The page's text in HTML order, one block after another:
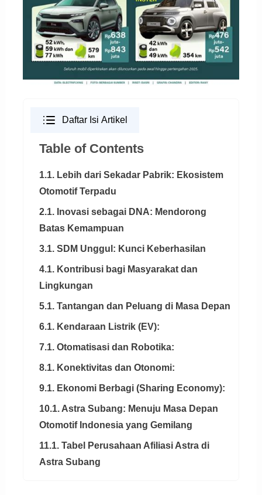
Daftar Isi Artikel
Table of Contents
1.1. Lebih dari Sekadar Pabrik: Ekosistem
Otomotif Terpadu
2.1. Inovasi sebagai DNA: Mendorong
Batas Kemampuan
3.1. SDM Unggul: Kunci Keberhasilan
4.1. Kontribusi bagi Masyarakat dan
Lingkungan
5.1. Tantangan dan Peluang di Masa Depan
6.1. Kendaraan Listrik (EV):
7.1. Otomatisasi dan Robotika:
8.1. Konektivitas dan Otonomi:
9.1. Ekonomi Berbagi (Sharing Economy):
10.1. Astra Subang: Menuju Masa Depan
Otomotif Indonesia yang Gemilang
11.1. Tabel Perusahaan Afiliasi Astra di
Astra Subang